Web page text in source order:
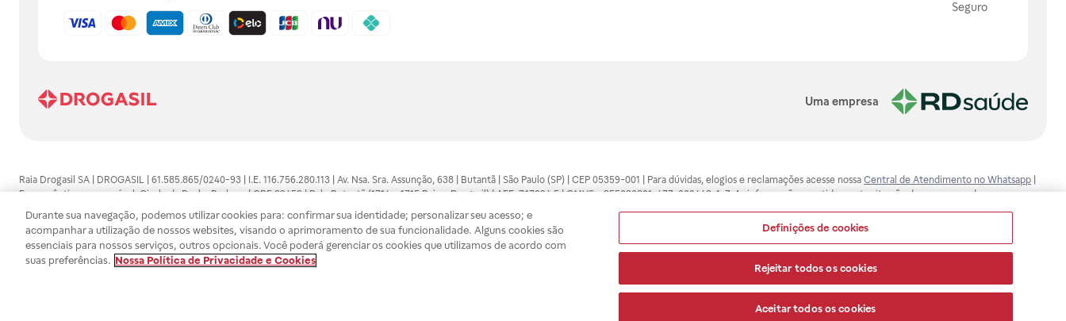
Uma empresa
Raia Drogasil SA | DROGASIL | 61.585.865/0240-93 | I.E. 116.756.280.113 | Av. Nsa. Sra. Assunção, 638 | Butantã | São Paulo (SP) | CEP 05359-001 | Para dúvidas, elogios e reclamações acesse nossa Central de Atendimento no Whatsapp
Farmacêutico responsável: Gisele da Penha Barbosa | CRF 89453 | Polo Butantã (1714 e 1715 Raia e Drogasil) | AFE: 7.17094.5 | CMVS - 355030801-477-002443-1-7. As informações contidas neste site não devem ser usadas para
automedicação e não substituem, em hipótese alguma, as orientações dadas pelo profissional da área médica. Somente o médico está apto a diagnosticar qualquer problema de saúde e prescrever o tratamento adequado. Ao
persistirem os sintomas, um médico deverá ser consultado. Os preços e promoções divulgados no site são válidos apenas para compras feitas pela internet. Maiores esclarecimentos, consultar o site: www.anvisa.gov.br. A Raia Drogasil
SA trabalha com as tecnologias mais avançadas de proteção de dados, para que você possa realizar suas compras com tranquilidade. A privacidade e a segurança dos clientes são compromissos da Raia Drogasil SA. Todos os pedidos
efetuados estão sujeitos à confirmação da disponibilidade de produto em nosso estoque.
Durante sua navegação, podemos utilizar cookies para: confirmar sua identidade; personalizar seu acesso; e
acompanhar a utilização de nossos websites, visando o aprimoramento de sua funcionalidade. Alguns cookies são
essenciais para nossos serviços, outros opcionais. Você poderá gerenciar os cookies que utilizamos de acordo com
suas preferências. Nossa Política de Privacidade e Cookies
Definições de cookies
Rejeitar todos os cookies
Aceitar todos os cookies